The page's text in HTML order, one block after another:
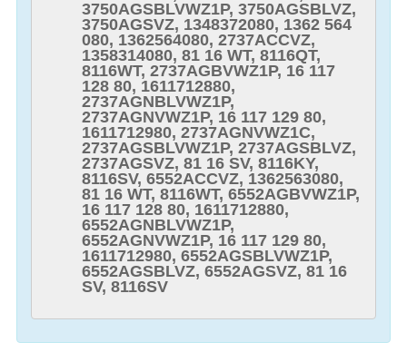
3750AGSBLVWZ1P, 3750AGSBLVZ,
3750AGSVZ, 1348372080, 1362 564
080, 1362564080, 2737ACCVZ,
1358314080, 81 16 WT, 8116QT,
8116WT, 2737AGBVWZ1P, 16 117
128 80, 1611712880,
2737AGNBLVWZ1P,
2737AGNVWZ1P, 16 117 129 80,
1611712980, 2737AGNVWZ1C,
2737AGSBLVWZ1P, 2737AGSBLVZ,
2737AGSVZ, 81 16 SV, 8116KY,
8116SV, 6552ACCVZ, 1362563080,
81 16 WT, 8116WT, 6552AGBVWZ1P,
16 117 128 80, 1611712880,
6552AGNBLVWZ1P,
6552AGNVWZ1P, 16 117 129 80,
1611712980, 6552AGSBLVWZ1P,
6552AGSBLVZ, 6552AGSVZ, 81 16
SV, 8116SV